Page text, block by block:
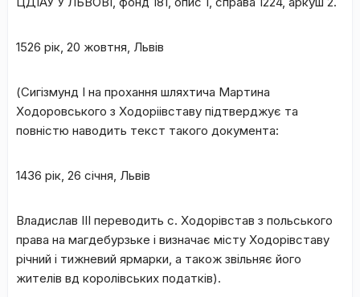
1526 рік, 20 жовтня, Львів
(Сигізмунд І на прохання шляхтича Мартина
Ходоровського з Ходоріівставу підтверджує та
повністю наводить текст такого документа:
1436 рік, 26 січня, Львів
Владислав ІІІ переводить с. Ходорівстав з польського
права на магдебурзьке і визначає місту Ходорівставу
річний і тижневий ярмарки, а також звільняє його
жителів вд королівських податків).